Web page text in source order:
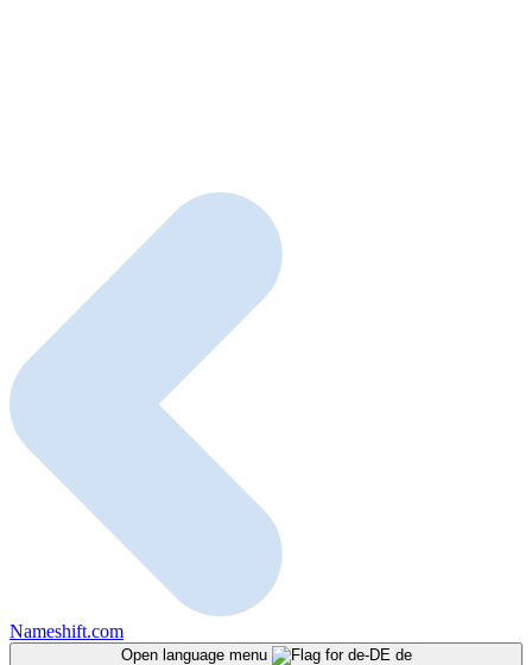
Nameshift.com
Open language menu de